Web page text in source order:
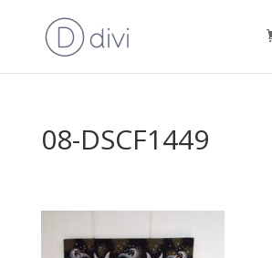
08-DSCF1449